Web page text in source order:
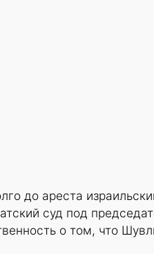
до ареста
суд под
о том, что